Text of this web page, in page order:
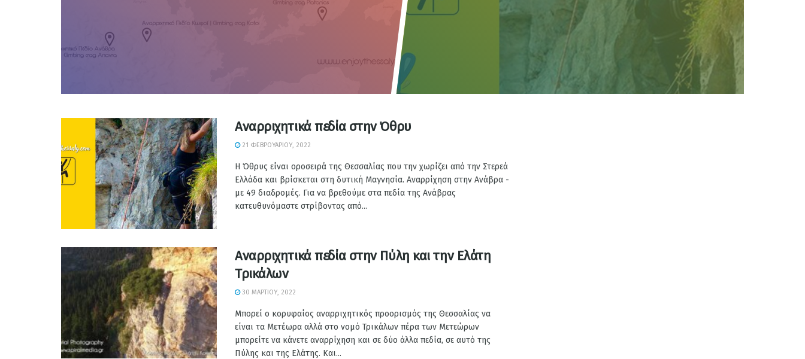
Αναρριχητικά πεδία στην Όθρυ
21 ΦΕΒΡΟΥΑΡΊΟΥ, 2022
Η Όθρυς είναι οροσειρά της Θεσσαλίας που την χωρίζει από την Στερεά
Ελλάδα και βρίσκεται στη δυτική Μαγνησία. Αναρρίχηση στην Ανάβρα -
με 49 διαδρομές. Για να βρεθούμε στα πεδία της Ανάβρας
κατευθυνόμαστε στρίβοντας από...
Αναρριχητικά πεδία στην Πύλη και την Ελάτη
Τρικάλων
30 ΜΑΡΤΊΟΥ, 2022
Μπορεί ο κορυφαίος αναρριχητικός προορισμός της Θεσσαλίας να
είναι τα Μετέωρα αλλά στο νομό Τρικάλων πέρα των Μετεώρων
μπορείτε να κάνετε αναρρίχηση και σε δύο άλλα πεδία, σε αυτό της
Πύλης και της Ελάτης. Και...